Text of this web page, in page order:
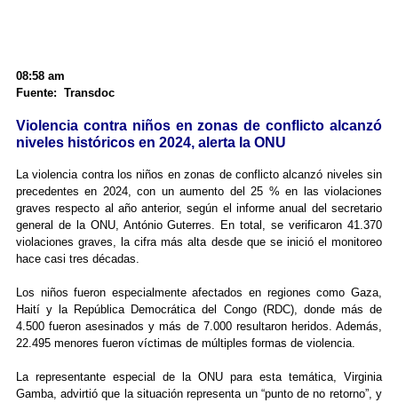
08:58 am
Fuente: Transdoc
Violencia contra niños en zonas de conflicto alcanzó
niveles históricos en 2024, alerta la ONU
La violencia contra los niños en zonas de conflicto alcanzó niveles sin
precedentes en 2024, con un aumento del 25 % en las violaciones
graves respecto al año anterior, según el informe anual del secretario
general de la ONU, António Guterres. En total, se verificaron 41.370
violaciones graves, la cifra más alta desde que se inició el monitoreo
hace casi tres décadas.
Los niños fueron especialmente afectados en regiones como Gaza,
Haití y la República Democrática del Congo (RDC), donde más de
4.500 fueron asesinados y más de 7.000 resultaron heridos. Además,
22.495 menores fueron víctimas de múltiples formas de violencia.
La representante especial de la ONU para esta temática, Virginia
Gamba, advirtió que la situación representa un “punto de no retorno”, y